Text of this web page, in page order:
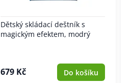
Dětský skládací deštník s
magickým efektem, modrý
679 Kč Do košíku